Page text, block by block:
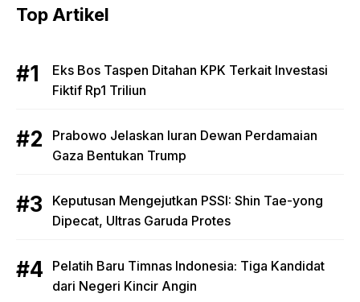
Top Artikel
Eks Bos Taspen Ditahan KPK Terkait Investasi
Fiktif Rp1 Triliun
Prabowo Jelaskan Iuran Dewan Perdamaian
Gaza Bentukan Trump
Keputusan Mengejutkan PSSI: Shin Tae-yong
Dipecat, Ultras Garuda Protes
Pelatih Baru Timnas Indonesia: Tiga Kandidat
dari Negeri Kincir Angin